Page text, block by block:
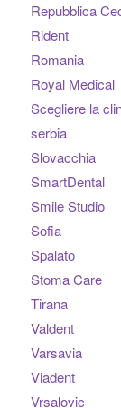
Repubblica
Rident
Romania
Royal Medical
Scegliere la
serbia
Slovacchia
SmartDental
Smile Studio
Sofia
Spalato
Stoma Care
Tirana
Valdent
Varsavia
Viadent
Vrsalovic